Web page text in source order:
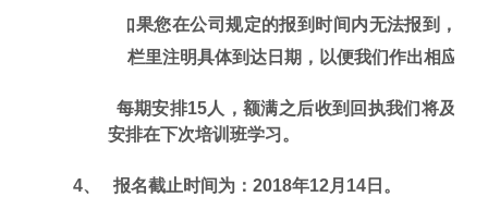
2、 如果您在公司规定的报到时间内无法报到，请
栏里注明具体到达日期，以便我们作出相应安
每期安排15人，额满之后收到回执我们将及时
安排在下次培训班学习。
4、 报名截止时间为：2018年12月14日。